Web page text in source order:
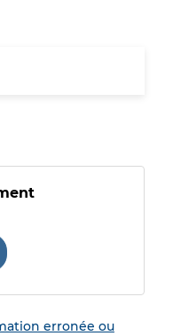
erronée ou